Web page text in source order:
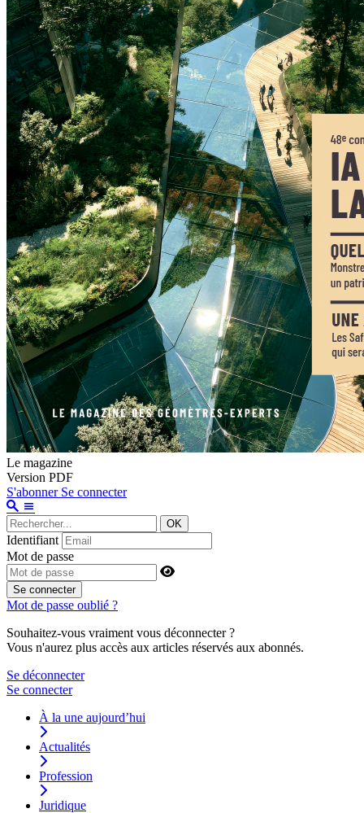
Le magazine
Version PDF
S'abonner Se connecter
OK
Identifiant
Mot de passe
Se connecter
Mot de passe oublié ?
Souhaitez-vous vraiment vous déconnecter ?
Vous n'aurez plus accès aux articles réservés aux abonnés.
Se déconnecter
Se connecter
À la une aujourd’hui
Actualités
Profession
Juridique